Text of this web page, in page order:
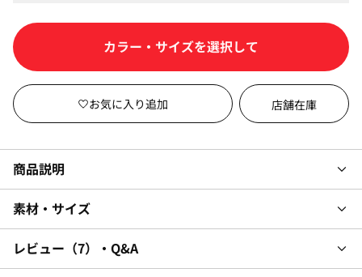
カートに入れる
店舗在庫
商品説明
素材・サイズ
レビュー 7 ・Q&A